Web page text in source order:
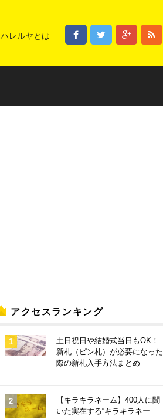
ハレルヤとは
アクセスランキング
土日祝日や結婚式当日もOK！
新札（ピン札）が必要になった
際の新札入手方法まとめ
【キラキラネーム】400人に聞
いた実在する“キラキラネー